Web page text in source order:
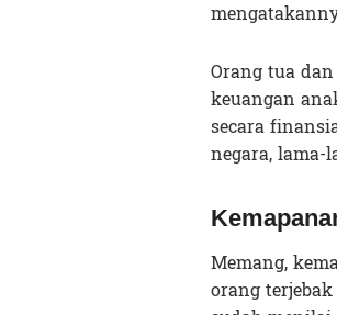
Orang tua
keuangan
secara
negara, lama-
Memang,
orang